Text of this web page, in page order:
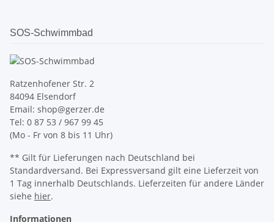
SOS-Schwimmbad
Ratzenhofener Str. 2
84094 Elsendorf
Email: shop@gerzer.de
Tel: 0 87 53 / 967 99 45
(Mo - Fr von 8 bis 11 Uhr)
** Gilt für Lieferungen nach Deutschland bei
Standardversand. Bei Expressversand gilt eine Lieferzeit von
1 Tag innerhalb Deutschlands. Lieferzeiten für andere Länder
siehe hier.
Informationen